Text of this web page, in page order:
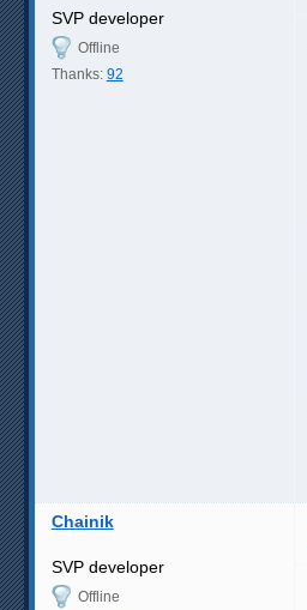
SVP developer
Offline
Thanks: 92
Chainik
SVP developer
Offline